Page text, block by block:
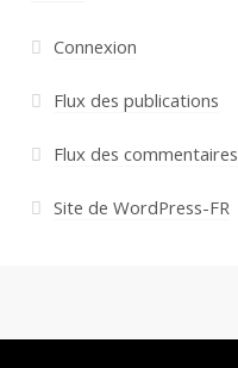
Connexion
Flux des publications
Flux des commentaires
Site de WordPress-FR